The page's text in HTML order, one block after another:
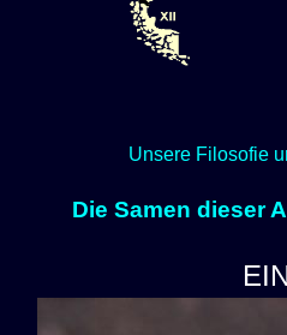
Unsere Filosofie
Die Samen dieser